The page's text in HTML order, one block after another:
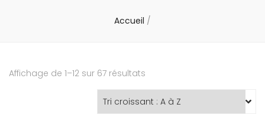
Accueil /
Affichage de 1–12 sur 67 résultats